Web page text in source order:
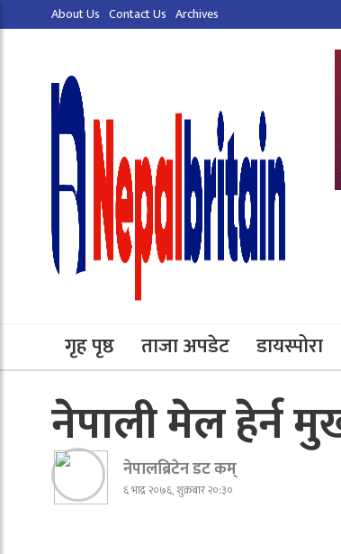
About Us Contact Us Archives
गृह पृष्ठ ताजा अपडेट डायस्पोरा
नेपाली मेल हेर्न
नेपालब्रिटेन डट कम्
६ भाद्र २०७६, शुक्रबार २०:३०